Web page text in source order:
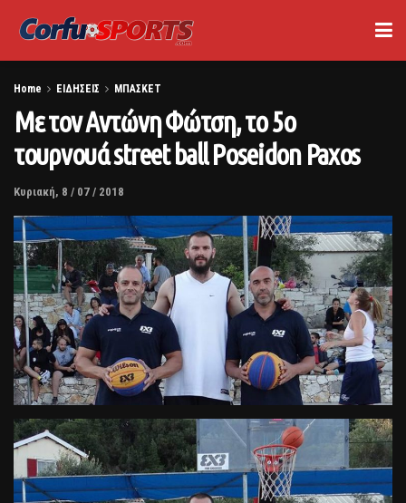
Home ΕΙΔΗΣΕΙΣ ΜΠΑΣΚΕΤ
Με τον Αντώνη Φώτση, το 5ο
τουρνουά street ball Poseidon Paxos
Κυριακή, 8 / 07 / 2018